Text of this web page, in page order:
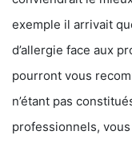
exemple il arrivait
d’allergie face aux
pourront vous
n’étant pas
professionnels,